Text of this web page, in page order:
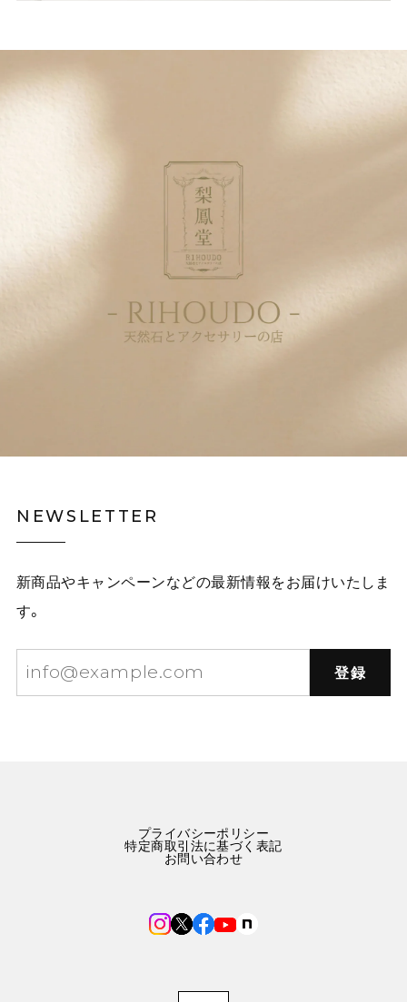
NEWSLETTER
新商品やキャンペーンなどの最新情報をお届けいたしま
す。
登録
プライバシーポリシー
特定商取引法に基づく表記
お問い合わせ